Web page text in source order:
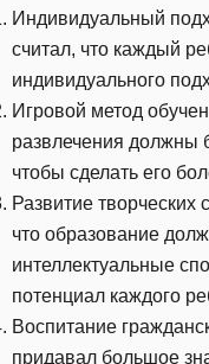
Индивидуальный
считал, что каждый
индивидуального
Игровой метод
развлечения должны
чтобы сделать его
Развитие творческих
что образование
интеллектуальные
потенциал каждого
Воспитание
придавал большое